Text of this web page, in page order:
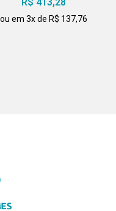
ou em 3x de R$ 137,76